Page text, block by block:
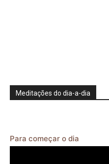
Meditações do dia-a-dia
Para começar o dia